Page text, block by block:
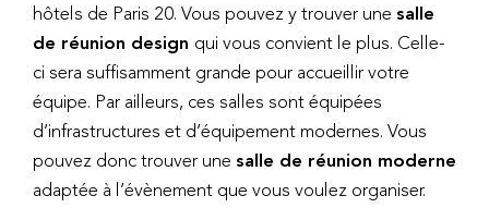
hôtels de Paris 20. Vous pouvez y trouver une salle
de réunion design qui vous convient le plus. Celle-
ci sera suffisamment grande pour accueillir votre
équipe. Par ailleurs, ces salles sont équipées
d’infrastructures et d’équipement modernes. Vous
pouvez donc trouver une salle de réunion moderne
adaptée à l’évènement que vous voulez organiser.